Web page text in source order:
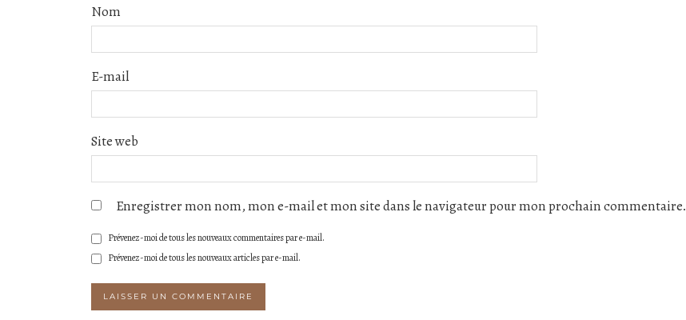
Nom
E-mail
Site web
Enregistrer mon nom, mon e-mail et mon site dans le navigateur pour mon prochain commentaire.
Prévenez-moi de tous les nouveaux commentaires par e-mail.
Prévenez-moi de tous les nouveaux articles par e-mail.